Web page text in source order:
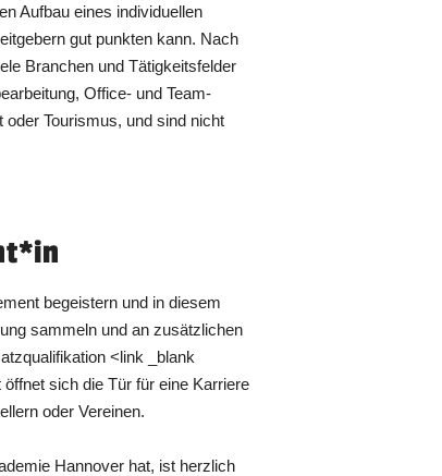
Aufbau eines individuellen
gut punkten kann. Nach
Branchen und Tätigkeitsfelder
Office- und Team-
Tourismus, und sind nicht
begeistern und in diesem
sammeln und an zusätzlichen
<link _blank
sich die Tür für eine Karriere
oder Vereinen.
Hannover hat, ist herzlich